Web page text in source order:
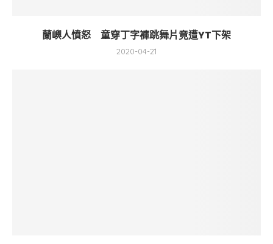
蘭嶼人憤怒 童穿丁字褲跳舞片竟遭YT下架
2020-04-21